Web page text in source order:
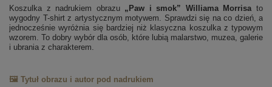
Koszulka z nadrukiem obrazu „Paw i smok” Williama Morrisato
wygodny T-shirt z artystycznym motywem. Sprawdzi się na co dzień, a
jednocześnie wyróżnia się bardziej niż klasyczna koszulka z typowym
wzorem. To dobry wybór dla osób, które lubią malarstwo, muzea, galerie
i ubrania z charakterem.
🖼️ Tytuł obrazu i autor pod nadrukiem